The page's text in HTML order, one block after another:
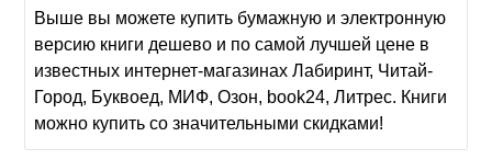
Выше вы можете купить бумажную и электронную
версию книги дешево и по самой лучшей цене в
известных интернет-магазинах Лабиринт, Читай-
Город, Буквоед, МИФ, Озон, book24, Литрес. Книги
можно купить со значительными скидками!